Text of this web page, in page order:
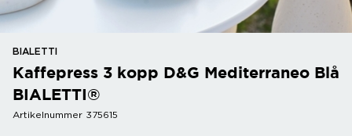
BIALETTI
Kaffepress 3 kopp D&G Mediterraneo Blå
BIALETTI®
Artikelnummer 375615